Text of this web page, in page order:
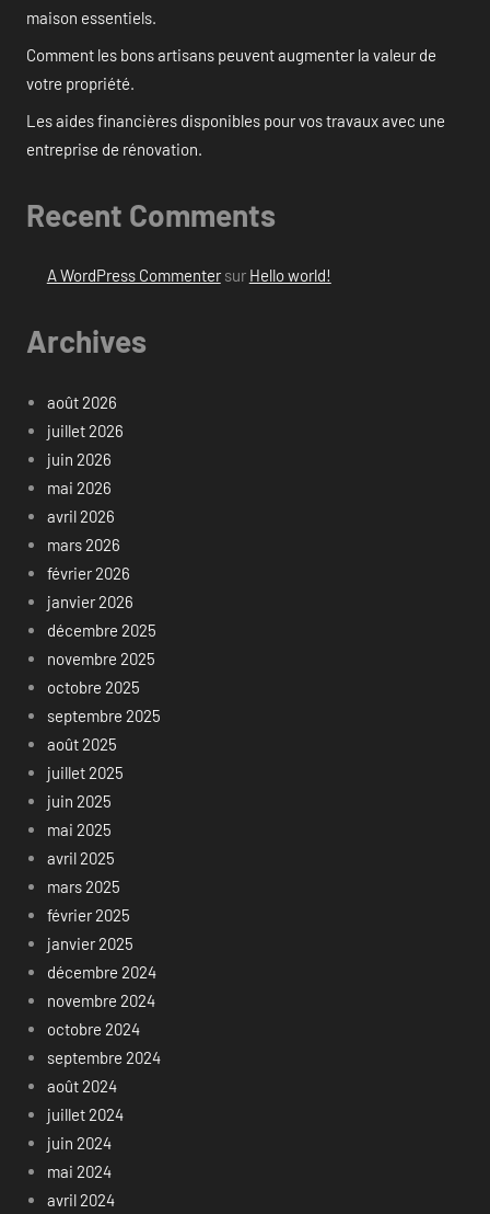
maison essentiels.
Comment les bons artisans peuvent augmenter la valeur de
votre propriété.
Les aides financières disponibles pour vos travaux avec une
entreprise de rénovation.
Recent Comments
A WordPress Commentersur Hello world!
Archives
août 2026
juillet 2026
juin 2026
mai 2026
avril 2026
mars 2026
février 2026
janvier 2026
décembre 2025
novembre 2025
octobre 2025
septembre 2025
août 2025
juillet 2025
juin 2025
mai 2025
avril 2025
mars 2025
février 2025
janvier 2025
décembre 2024
novembre 2024
octobre 2024
septembre 2024
août 2024
juillet 2024
juin 2024
mai 2024
avril 2024